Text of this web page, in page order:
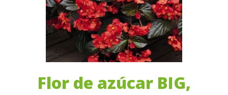
Flor de azúcar BIG,